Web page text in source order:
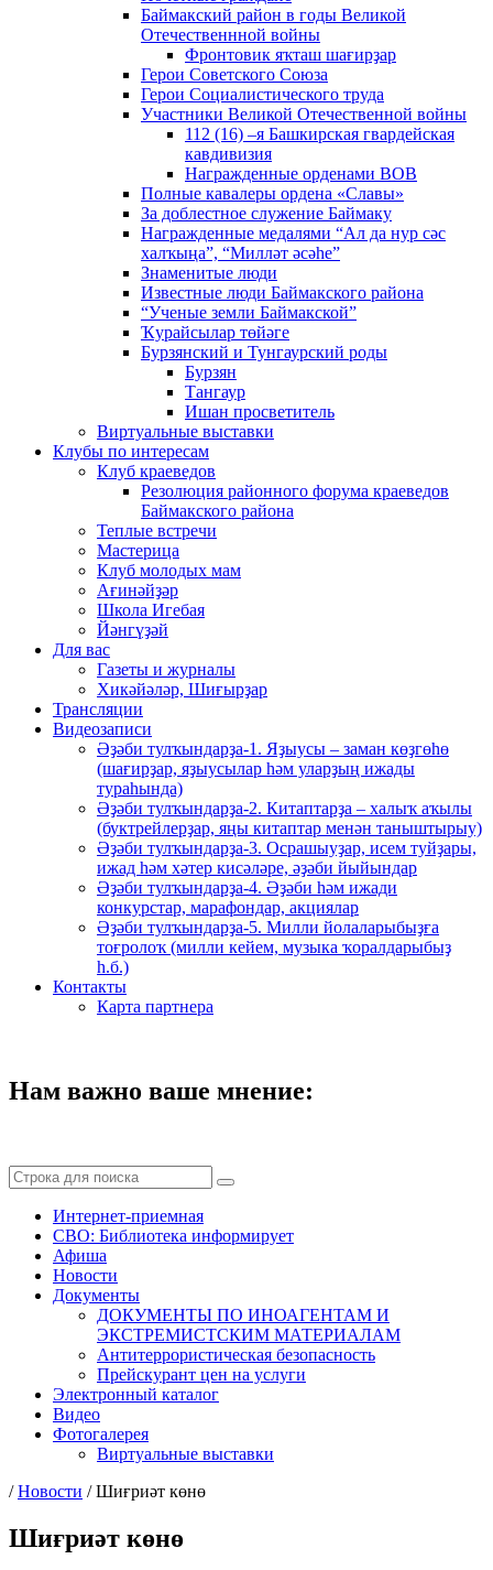
Баймакский район в годы Великой
Отечественнной войны
Фронтовик яҡташ шағирҙар
Герои Советского Союза
Герои Социалистического труда
Участники Великой Отечественной войны
112 (16) –я Башкирская гвардейская
кавдивизия
Награжденные орденами ВОВ
Полные кавалеры ордена «Славы»
За доблестное служение Баймаку
Награжденные медалями “Ал да нур сәс
халҡыңа”, “Милләт әсәһе”
Знаменитые люди
Известные люди Баймакского района
“Ученые земли Баймакской”
Ҡурайсылар төйәге
Бурзянский и Тунгаурский роды
Бурзян
Тангаур
Ишан просветитель
Виртуальные выставки
Клубы по интересам
Клуб краеведов
Резолюция районного форума краеведов
Баймакского района
Теплые встречи
Мастерица
Клуб молодых мам
Ағинәйҙәр
Школа Игебая
Йәнгүҙәй
Для вас
Газеты и журналы
Хикәйәләр, Шиғырҙар
Трансляции
Видеозаписи
Әҙәби тулҡындарҙа-1. Яҙыусы – заман көҙгөһө
(шағирҙар, яҙыусылар һәм уларҙың ижады
тураһында)
Әҙәби тулҡындарҙа-2. Китаптарҙа – халыҡ аҡылы
(буктрейлерҙар, яңы китаптар менән таныштырыу)
Әҙәби тулҡындарҙа-3. Осрашыуҙар, исем туйҙары,
ижад һәм хәтер кисәләре, әҙәби йыйындар
Әҙәби тулҡындарҙа-4. Әҙәби һәм ижади
конкурстар, марафондар, акциялар
Әҙәби тулҡындарҙа-5. Милли йолаларыбыҙға
тоғролоҡ (милли кейем, музыка ҡоралдарыбыҙ
һ.б.)
Контакты
Карта партнера
Нам важно ваше мнение:
Интернет-приемная
СВО: Библиотека информирует
Афиша
Новости
Документы
ДОКУМЕНТЫ ПО ИНОАГЕНТАМ И
ЭКСТРЕМИСТСКИМ МАТЕРИАЛАМ
Антитеррористическая безопасность
Прейскурант цен на услуги
Электронный каталог
Видео
Фотогалерея
Виртуальные выставки
/Новости /Шиғриәт көнө
Шиғриәт көнө